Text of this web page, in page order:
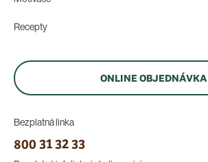
Recepty
ONLINE OBJEDNÁVKA
Bezplatná linka
800 31 32 33